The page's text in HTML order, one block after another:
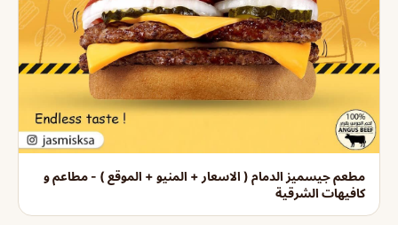
مطعم جيسميز الدمام ( الاسعار + المنيو + الموقع ) - مطاعم و
كافيهات الشرقية